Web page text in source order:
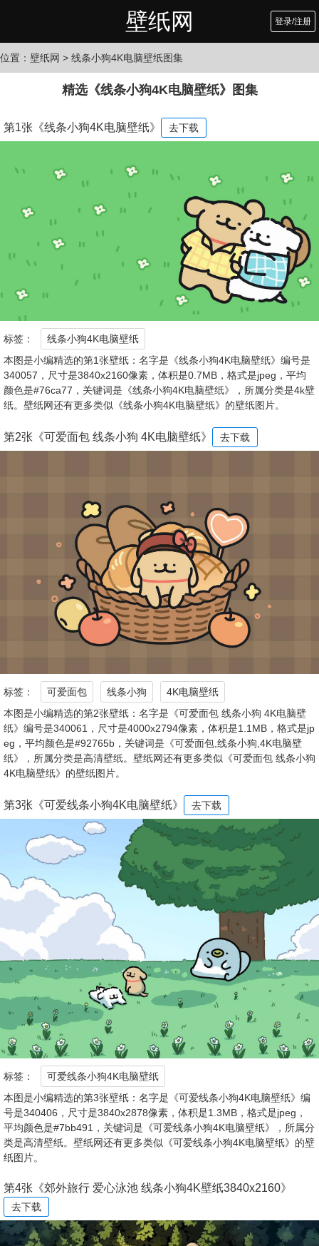
壁纸网 登录/注册
位置： 壁纸网 > 线条小狗4K电脑壁纸图集
精选《线条小狗4K电脑壁纸》图集
第1张《线条小狗4K电脑壁纸》 去下载
标签：
线条小狗4K电脑壁纸
本图是小编精选的第1张壁纸：名字是《线条小狗4K电脑壁纸》编号是
340057，尺寸是3840x2160像素，体积是0.7MB，格式是jpeg，平均
颜色是#76ca77，关键词是《线条小狗4K电脑壁纸》，所属分类是4k壁
纸。壁纸网还有更多类似《线条小狗4K电脑壁纸》的壁纸图片。
第2张《可爱面包 线条小狗 4K电脑壁纸》 去下载
标签： 可爱面包 线条小狗
4K电脑壁纸
本图是小编精选的第2张壁纸：名字是《可爱面包 线条小狗 4K电脑壁
纸》编号是340061，尺寸是4000x2794像素，体积是1.1MB，格式是jp
eg，平均颜色是#92765b，关键词是《可爱面包,线条小狗,4K电脑壁
纸》，所属分类是高清壁纸。壁纸网还有更多类似《可爱面包 线条小狗
4K电脑壁纸》的壁纸图片。
第3张《可爱线条小狗4K电脑壁纸》 去下载
标签：
可爱线条小狗4K电脑壁纸
本图是小编精选的第3张壁纸：名字是《可爱线条小狗4K电脑壁纸》编
号是340406，尺寸是3840x2878像素，体积是1.3MB，格式是jpeg，
平均颜色是#7bb491，关键词是《可爱线条小狗4K电脑壁纸》，所属分
类是高清壁纸。壁纸网还有更多类似《可爱线条小狗4K电脑壁纸》的壁
纸图片。
第4张《郊外旅行 爱心泳池 线条小狗4K壁纸3840x2160》
去下载